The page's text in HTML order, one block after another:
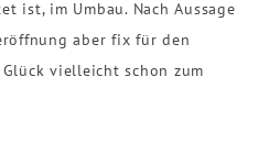
ist, im Umbau. Nach Aussage
aber fix für den
vielleicht schon zum